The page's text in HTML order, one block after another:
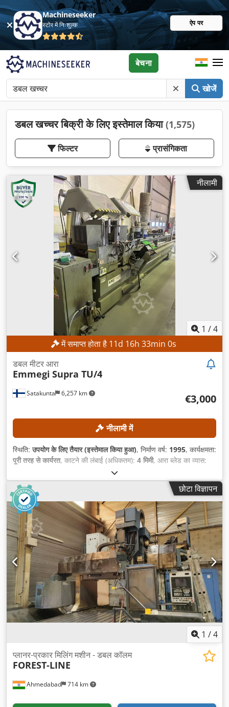
Machineseeker
स्टोर में निःशुल्क ऐप पर
खोजें
बेचना
डबल खच्चर बिक्री के लिए इस्तेमाल किया(1,575)
फिल्टर प्रासंगिकता
नीलामी
1 /4
में समाप्त होता है11d 16h 32min 58s
Satakunta 6,257 km
डबल मीटर आरा
Emmegi Supra TU/4
€3,000
नीलामी में
स्थिति:उपयोग के लिए तैयार (इस्तेमाल किया हुआ), निर्माण वर्ष: 1995, कार्यक्षमता:
पूरी तरह से कार्यरत, काटने की लंबाई (अधिकतम): 4 मिमी, आरा ब्लेड का व्यास:
3,000 आरपीएम
शक्ति:4.4 किलोवाट (5.98 एचपी),
छोटा विज्ञापन
1 /4
Ahmedabad 714 km
प्लानर-प्रकार मिलिंग मशीन - डबल कॉलम
FOREST-LINE